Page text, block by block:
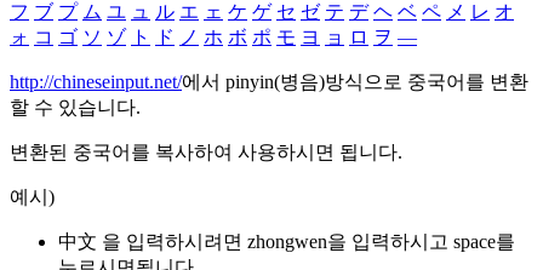
フ ブ プ ム ユ ュ ル エ ェ ケ ゲ セ ゼ テ デ ヘ ベ ペ メ レ オ
ォ コ ゴ ソ ゾ ト ド ノ ホ ボ ポ モ ヨ ョ ロ ヲ ―
http://chineseinput.net/에서 pinyin(병음)방식으로 중국어를 변환
할 수 있습니다.
변환된 중국어를 복사하여 사용하시면 됩니다.
예시)
中文 을 입력하시려면 zhongwen을 입력하시고 space를